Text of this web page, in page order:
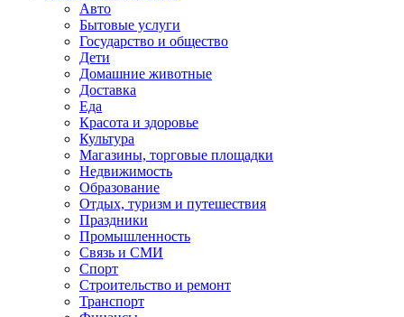
Авто
Бытовые услуги
Государство и общество
Дети
Домашние животные
Доставка
Еда
Красота и здоровье
Культура
Магазины, торговые площадки
Недвижимость
Образование
Отдых, туризм и путешествия
Праздники
Промышленность
Связь и СМИ
Спорт
Строительство и ремонт
Транспорт